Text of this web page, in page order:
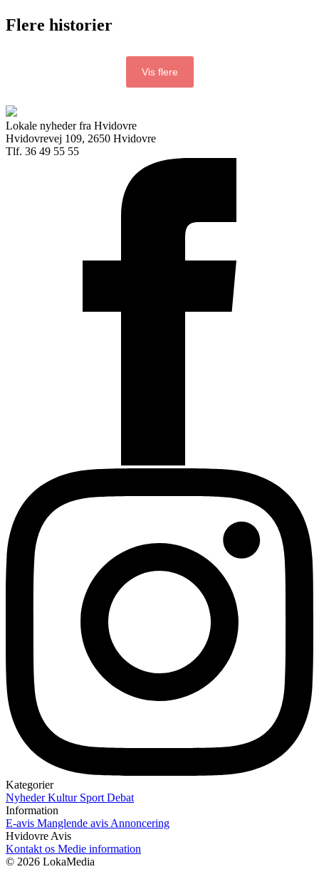
Flere historier
Vis flere
Lokale nyheder fra Hvidovre
Hvidovrevej 109, 2650 Hvidovre
Tlf. 36 49 55 55
Kategorier
NyhederKultur Sport Debat
Information
E-avis Manglende avis Annoncering
Hvidovre Avis
Kontakt os Medie information
© 2026 LokaMedia